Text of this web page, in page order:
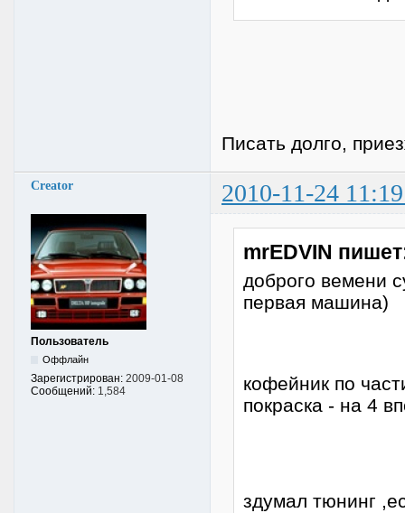
Писать долго,
Creator 2010-11-24
Пользователь
Оффлайн
Зарегистрирован: 2009-01-08
Сообщений: 1,584
mrEDVIN
доброго вемени
первая машина)
кофейник по
покраска - на 4
здумал тюнинг